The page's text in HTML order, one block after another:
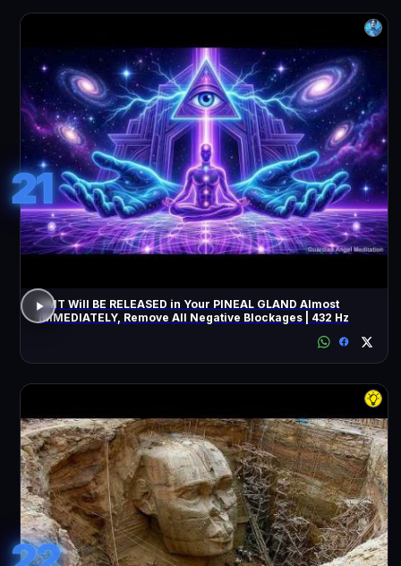
21
DMT Will BE RELEASED in Your PINEAL GLAND Almost
IMMEDIATELY, Remove All Negative Blockages | 432 Hz